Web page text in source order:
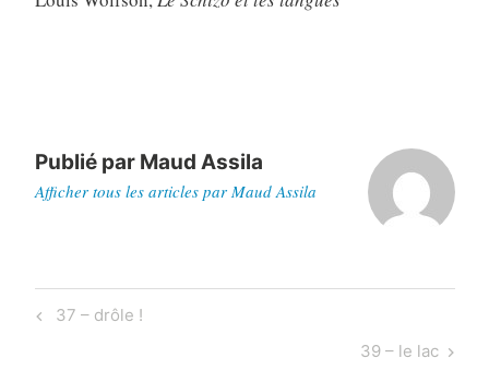
Publié par Maud Assila
Afficher tous les articles par Maud Assila
Navigation
Previous
37 – drôle !
Next
39 – le lac